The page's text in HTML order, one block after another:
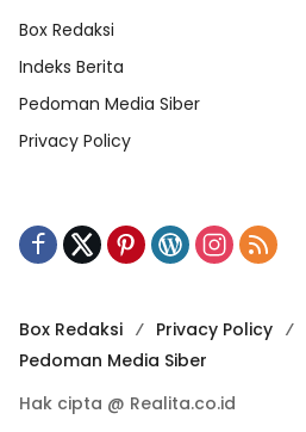
Box Redaksi
Indeks Berita
Pedoman Media Siber
Privacy Policy
Box Redaksi Privacy Policy
Pedoman Media Siber
Hak cipta @ Realita.co.id